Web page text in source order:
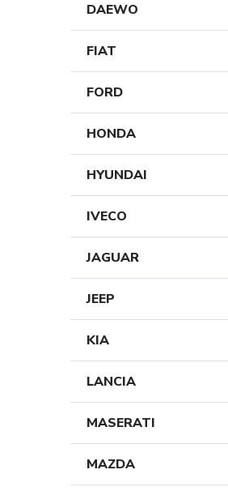
DAEWO
FIAT
FORD
HONDA
HYUNDAI
IVECO
JAGUAR
JEEP
KIA
LANCIA
MASERATI
MAZDA